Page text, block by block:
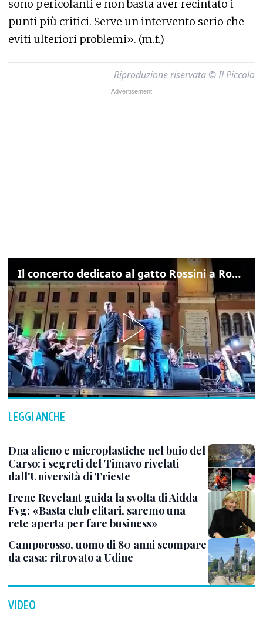
sono pericolanti e non basta aver recintato i
punti più critici. Serve un intervento serio che
eviti ulteriori problemi». (m.f.)
Riproduzione riservata © Il Piccolo
Il concerto dedicato al gatto Rossini a Rovigo: ecco un estratto
LEGGI ANCHE
Dna alieno e microplastiche nel buio del
Carso: i segreti del Timavo rivelati
dall'Università di Trieste
Irene Revelant guida la svolta di Aidda
Fvg: «Basta club elitari, saremo una
rete aperta per fare business»
Camporosso, uomo di 80 anni scompare
da casa: ritrovato a Udine
VIDEO